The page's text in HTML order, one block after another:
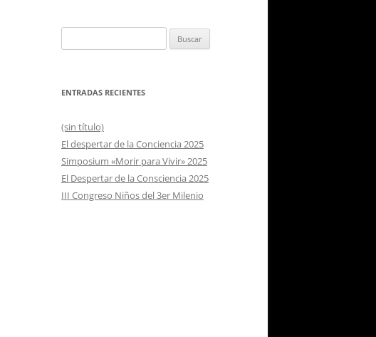
ENTRADAS RECIENTES
(sin título)
El despertar de la Conciencia 2025
Simposium «Morir para Vivir» 2025
El Despertar de la Consciencia 2025
III Congreso Niños del 3er Milenio